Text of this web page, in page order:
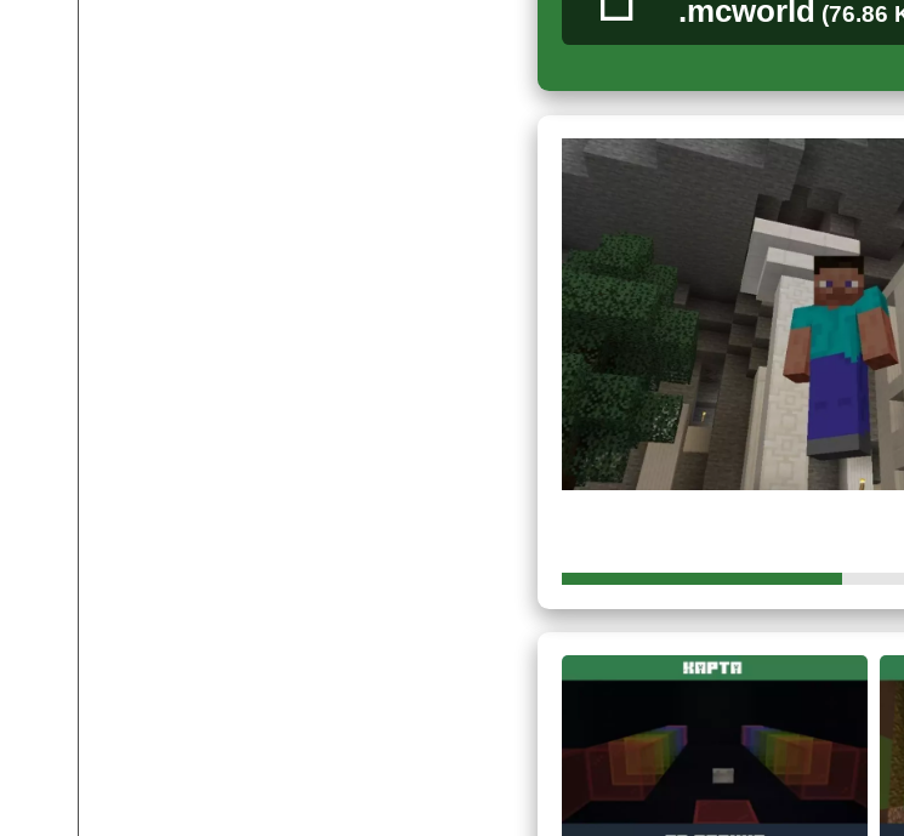
себе вызов.
обязательно оценяткачество
Безусловно, тех, кто дойдет до
.mcworld (76.86